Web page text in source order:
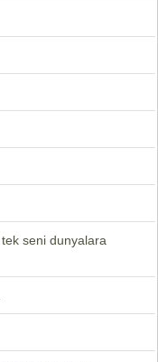
seni dunyalara